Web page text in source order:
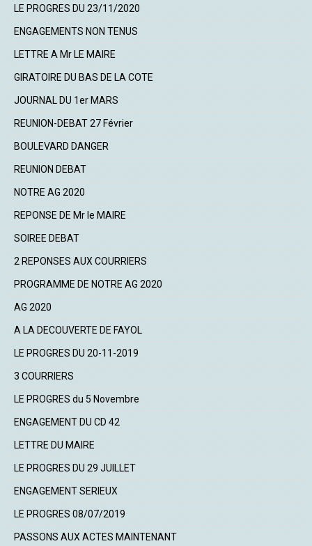
LE PROGRES DU 23/11/2020
ENGAGEMENTS NON TENUS
LETTRE A Mr LE MAIRE
GIRATOIRE DU BAS DE LA COTE
JOURNAL DU 1er MARS
REUNION-DEBAT 27 Février
BOULEVARD DANGER
REUNION DEBAT
NOTRE AG 2020
REPONSE DE Mr le MAIRE
SOIREE DEBAT
2 REPONSES AUX COURRIERS
PROGRAMME DE NOTRE AG 2020
AG 2020
A LA DECOUVERTE DE FAYOL
LE PROGRES DU 20-11-2019
3 COURRIERS
LE PROGRES du 5 Novembre
ENGAGEMENT DU CD 42
LETTRE DU MAIRE
LE PROGRES DU 29 JUILLET
ENGAGEMENT SERIEUX
LE PROGRES 08/07/2019
PASSONS AUX ACTES MAINTENANT